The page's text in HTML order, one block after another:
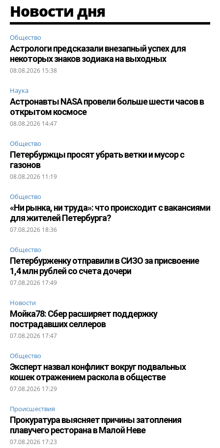
Новости дня
Общество
Астрологи предсказали внезапный успех для
некоторых знаков зодиака на выходных
08.08.2026 15:38
Наука
Астронавты NASA провели больше шести часов в
открытом космосе
08.08.2026 14:47
Общество
Петербуржцы просят убрать ветки и мусор с
газонов
08.08.2026 11:19
Общество
«Ни рынка, ни труда»: что происходит с вакансиями
для жителей Петербурга?
07.08.2026 18:36
Общество
Петербурженку отправили в СИЗО за присвоение
1,4 млн рублей со счета дочери
07.08.2026 17:49
Новости
Мойка78: Сбер расширяет поддержку
пострадавших селлеров
07.08.2026 17:47
Общество
Эксперт назвал конфликт вокруг подвальных
кошек отражением раскола в обществе
07.08.2026 17:29
Происшествия
Прокуратура выясняет причины затопления
плавучего ресторана в Малой Неве
07.08.2026 17:23